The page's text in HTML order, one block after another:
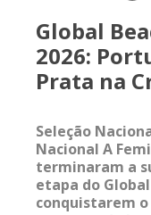
Global
2026:
Prata na
Seleção
Nacional A
terminaram a
etapa do
conquistarem